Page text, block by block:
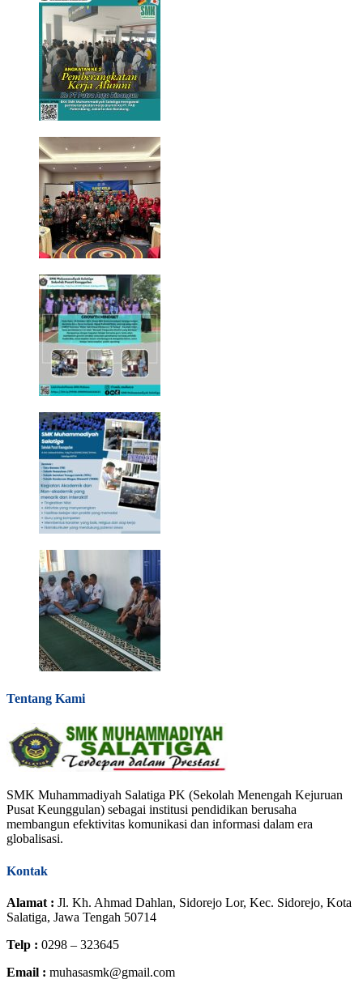
Tentang Kami
SMK Muhammadiyah Salatiga PK (Sekolah Menengah Kejuruan
Pusat Keunggulan) sebagai institusi pendidikan berusaha
membangun efektivitas komunikasi dan informasi dalam era
globalisasi.
Kontak
Alamat : Jl. Kh. Ahmad Dahlan, Sidorejo Lor, Kec. Sidorejo, Kota
Salatiga, Jawa Tengah 50714
Telp : 0298 – 323645
Email : muhasasmk@gmail.com